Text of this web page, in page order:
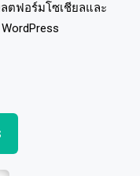
ตฟอร์มโซเชียลและ